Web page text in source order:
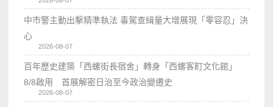
中市警主動出擊精準執法 毒駕查緝量大增展現「零容忍」決
心
2026-08-07
百年歷史建築「西螺街長宿舍」轉身「西螺客町文化館」
8/8啟用 首展解密日治至今政治變遷史
2026-08-07